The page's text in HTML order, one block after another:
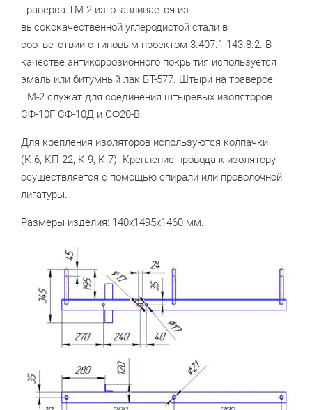
Траверса ТМ-2 изготавливается из
высококачественной углеродистой стали в
соответствии с типовым проектом 3.407.1-143.8.2. В
качестве антикоррозионного покрытия используется
эмаль или битумный лак БТ-577. Штыри на траверсе
ТМ-2 служат для соединения штыревых изоляторов
СФ-10Г, СФ-10Д и СФ20-В.
Для крепления изоляторов используются колпачки
(К-6, КП-22, К-9, К-7). Крепление провода к изолятору
осуществляется с помощью спирали или проволочной
лигатуры.
Размеры изделия: 140x1495x1460 мм.